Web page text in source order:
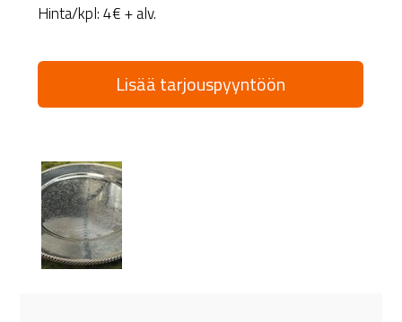
Hinta/kpl: 4€ + alv.
Lisää tarjouspyyntöön